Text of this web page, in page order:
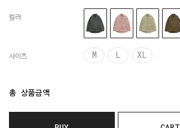
컬러
사이즈 M L XL
총 상품금액